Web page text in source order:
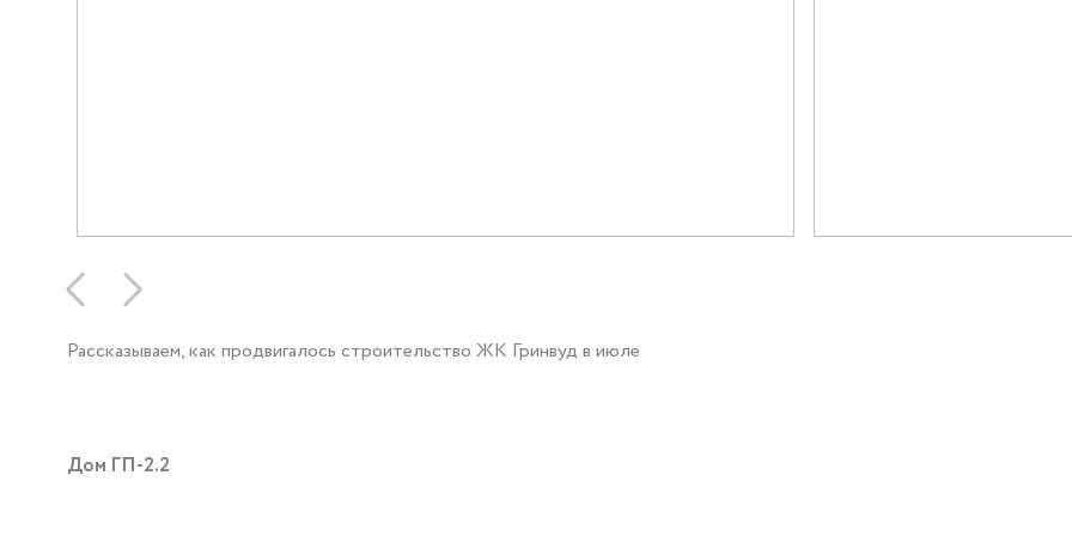
Рассказываем, как продвигалось строительство ЖК Гринвуд в июле
Дом ГП-2.2